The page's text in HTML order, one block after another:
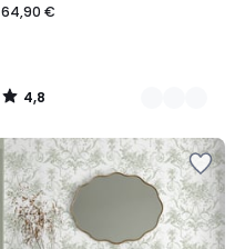
64,90 €
4,8
/